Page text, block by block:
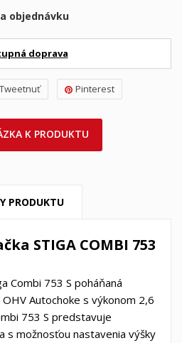
objednávku
doprava
Tweetnuť Pinterest
K PRODUKTU
PRODUKTU
STIGA COMBI 753
Combi 753 S poháňaná
Autochoke s výkonom 2,6
753 S predstavuje
s možnosťou nastavenia výšky